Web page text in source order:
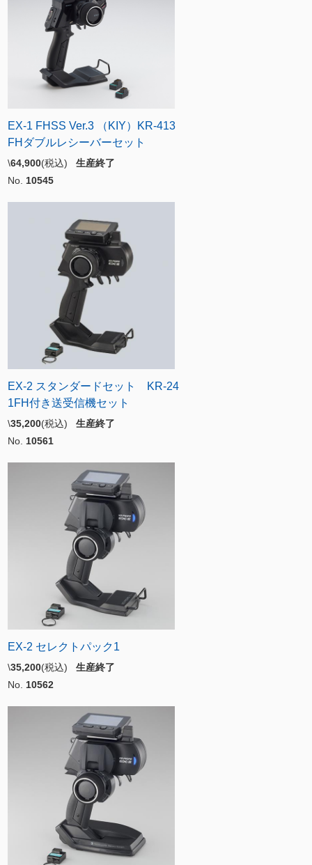
EX-1 FHSS Ver.3 （KIY）KR-413
FHダブルレシーバーセット
\64,900(税込) 生産終了
No. 10545
EX-2 スタンダードセット KR-24
1FH付き送受信機セット
\35,200(税込) 生産終了
No. 10561
EX-2 セレクトパック1
\35,200(税込) 生産終了
No. 10562